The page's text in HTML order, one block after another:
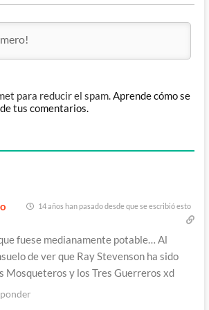
para reducir el spam.Aprende cómo se
tus comentarios.
14 años han pasado desde que se escribió esto
fuese medianamente potable… Al
de ver que Ray Stevenson ha sido
Mosqueteros y los Tres Guerreros xd